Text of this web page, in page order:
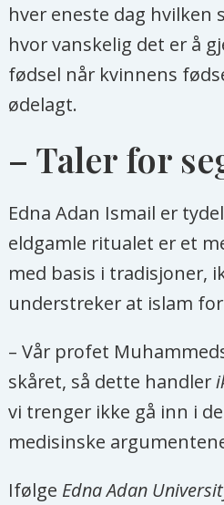
hver eneste dag hvilken
hvor vanskelig det er å
fødsel når kvinnens
ødelagt.
– Taler for
Edna Adan Ismail er
eldgamle ritualet er et
med basis i tradisjoner,
understreker at islam
– Vår profet
skåret, så dette handler
vi trenger ikke gå inn i
medisinske
Ifølge Edna Adan